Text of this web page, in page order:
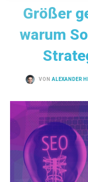
Größer
warum
VON ALEXANDER